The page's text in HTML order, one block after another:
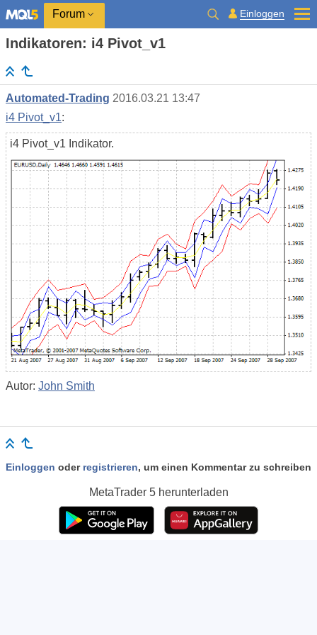
Forum Einloggen
Indikatoren: i4 Pivot_v1
Automated-Trading 2016.03.21 13:47
i4 Pivot_v1:
i4 Pivot_v1 Indikator.
Autor: John Smith
Einloggen oder registrieren, um einen Kommentar zu schreiben
MetaTrader 5herunterladen